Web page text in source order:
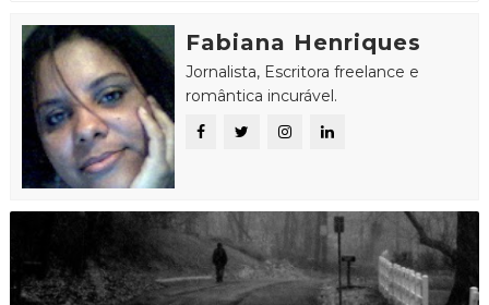
Fabiana Henriques
Jornalista, Escritora freelance e
romântica incurável.